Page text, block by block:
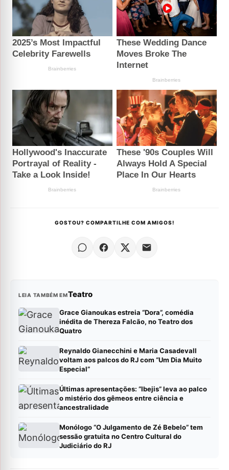
GOSTOU? COMPARTILHE COM AMIGOS!
LEIA TAMBÉM EMTeatro
Grace Gianoukas estreia “Dora”, comédia
inédita de Thereza Falcão, no Teatro dos
Quatro
Reynaldo Gianecchini e Maria Casadevall
voltam aos palcos do RJ com “Um Dia Muito
Especial”
Últimas apresentações: “Ibejis” leva ao palco
o mistério dos gêmeos entre ciência e
ancestralidade
Monólogo “O Julgamento de Zé Bebelo” tem
sessão gratuita no Centro Cultural do
Judiciário do RJ